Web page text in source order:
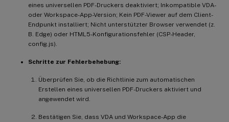
eines universellen PDF-Druckers deaktiviert; Inkompatible VDA-
oder Workspace-App-Version; Kein PDF-Viewer auf dem Client-
Endpunkt installiert; Nicht unterstützter Browser verwendet (z.
B. Edge) oder HTML5-Konfigurationsfehler (CSP-Header,
config.js).
Schritte zur Fehlerbehebung:
Überprüfen Sie, ob die Richtlinie zum automatischen
Erstellen eines universellen PDF-Druckers aktiviert und
angewendet wird.
Bestätigen Sie, dass VDA und Workspace-App die